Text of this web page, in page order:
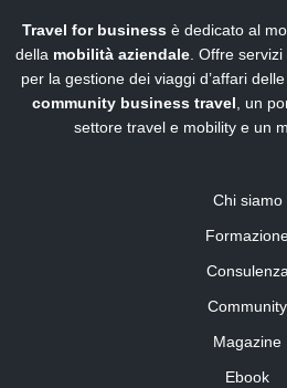
Travel for business è dedicato al
della mobilità aziendale . Offre
per la gestione dei viaggi d’affari
community business travel , un
settore travel e mobility e un
Chi siamo
Community
Magazine
Ebook